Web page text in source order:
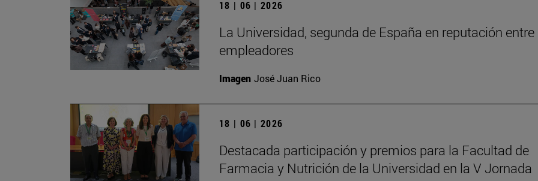
18 | 06 | 2026
La Universidad, segunda de España en reputación entre
empleadores
Imagen José Juan Rico
18 | 06 | 2026
Destacada participación y premios para la Facultad de
Farmacia y Nutrición de la Universidad en la V Jornada